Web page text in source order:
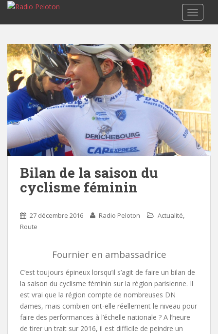
Bilan de la saison du
cyclisme féminin
27 décembre 2016 Radio Peloton Actualité,
Route
Fournier en ambassadrice
C’est toujours épineux lorsqu’il s’agit de faire un bilan de
la saison du cyclisme féminin sur la région parisienne. Il
est vrai que la région compte de nombreuses DN
dames, mais combien ont-elle réellement le niveau pour
faire des performances à l’échelle nationale ? A l’heure
de tirer un trait sur 2016, il est difficile de peindre un